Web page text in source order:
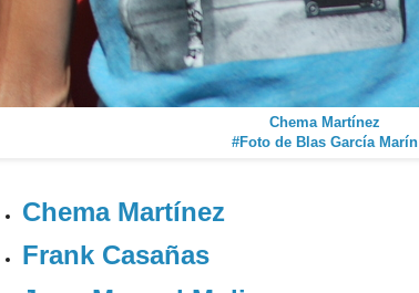
Chema Martínez
#Foto de Blas García Marín
Chema Martínez
Frank Casañas